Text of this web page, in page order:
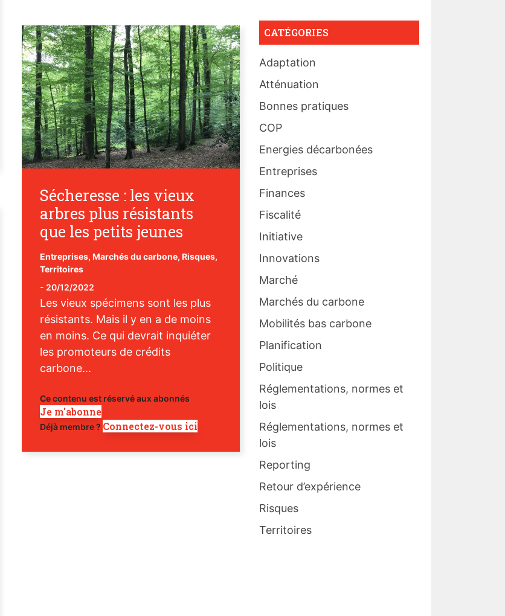
Sécheresse : les vieux
arbres plus résistants
que les petits jeunes
Entreprises, Marchés du carbone, Risques,
Territoires
- 20/12/2022
Les vieux spécimens sont les plus
résistants. Mais il y en a de moins
en moins. Ce qui devrait inquiéter
les promoteurs de crédits
carbone...
Ce contenu est réservé aux abonnés
Je m'abonne
Déjà membre ? Connectez-vous ici
CATÉGORIES
Adaptation
Atténuation
Bonnes pratiques
COP
Energies décarbonées
Entreprises
Finances
Fiscalité
Initiative
Innovations
Marché
Marchés du carbone
Mobilités bas carbone
Planification
Politique
Réglementations, normes et
lois
Réglementations, normes et
lois
Reporting
Retour d’expérience
Risques
Territoires